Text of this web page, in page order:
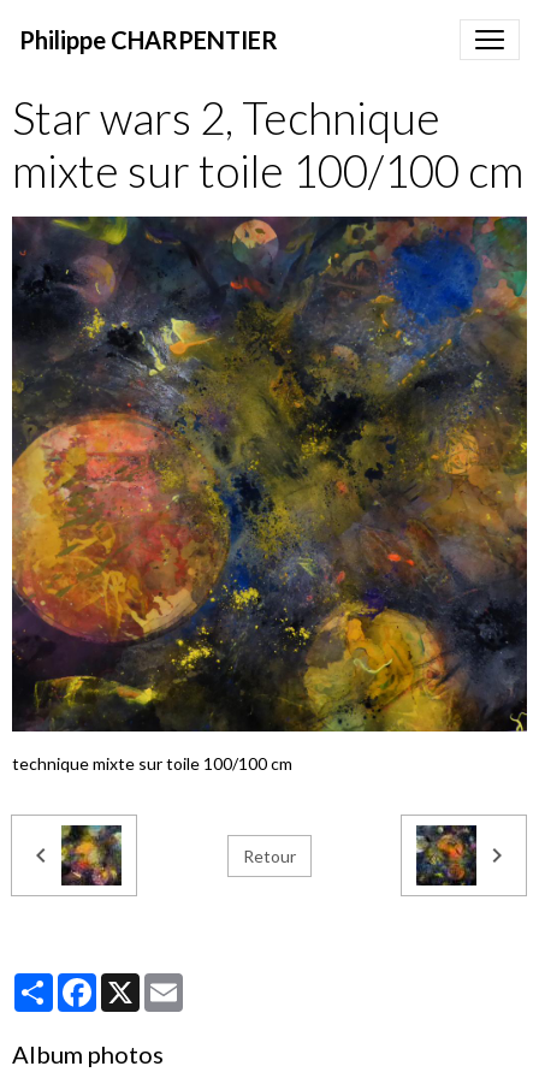
Philippe CHARPENTIER
Star wars 2, Technique
mixte sur toile 100/100 cm
technique mixte sur toile 100/100 cm
Retour
PartagerFacebook
X
Album photos